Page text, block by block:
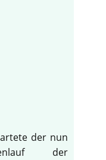
der nun
der